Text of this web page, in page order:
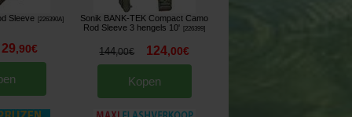
Sleeve 226390A]
29,90€
Sonik BANK-TEK Compact Camo
Rod Sleeve 3 hengels 10'
226399]
144,00€ 124,00€
Kopen